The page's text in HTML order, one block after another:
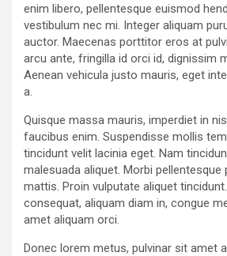
enim libero, pellentesque euismod
vestibulum nec mi. Integer aliquam
auctor. Maecenas porttitor eros at
arcu ante, fringilla id orci id, dignissim
Aenean vehicula justo mauris, eget
a.
Quisque massa mauris, imperdiet in
faucibus enim. Suspendisse mollis
tincidunt velit lacinia eget. Nam
malesuada aliquet. Morbi pellentesque
mattis. Proin vulputate aliquet
consequat, aliquam diam in, congue
amet aliquam orci.
Donec lorem metus, pulvinar sit amet